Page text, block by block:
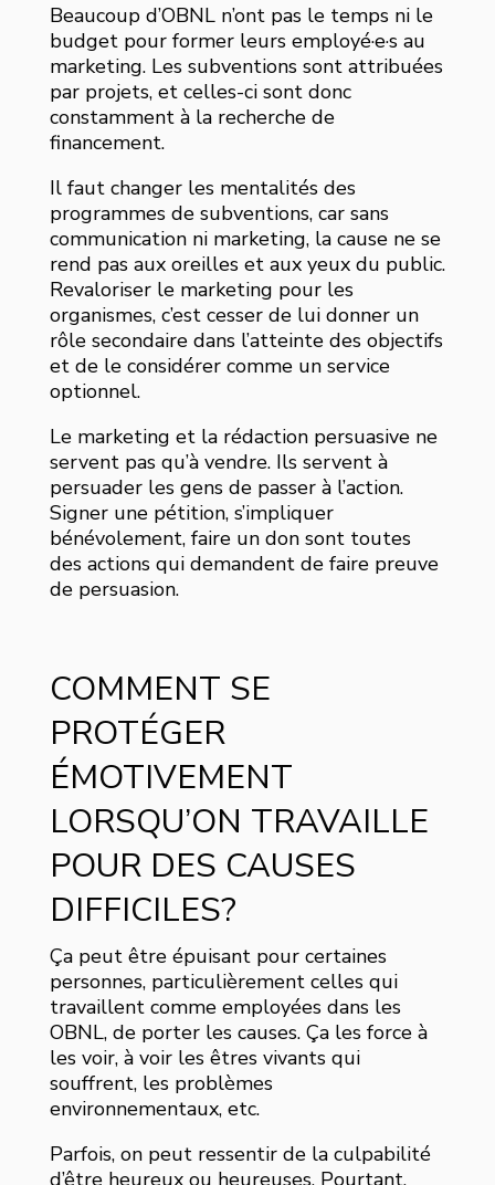
Beaucoup d’OBNL n’ont pas le temps ni le
budget pour former leurs employé·e·s au
marketing. Les subventions sont attribuées
par projets, et celles-ci sont donc
constamment à la recherche de
financement.
Il faut changer les mentalités des
programmes de subventions, car sans
communication ni marketing, la cause ne se
rend pas aux oreilles et aux yeux du public.
Revaloriser le marketing pour les
organismes, c’est cesser de lui donner un
rôle secondaire dans l’atteinte des objectifs
et de le considérer comme un service
optionnel.
Le marketing et la rédaction persuasive ne
servent pas qu’à vendre. Ils servent à
persuader les gens de passer à l’action.
Signer une pétition, s’impliquer
bénévolement, faire un don sont toutes
des actions qui demandent de faire preuve
de persuasion.
COMMENT SE
PROTÉGER
ÉMOTIVEMENT
LORSQU’ON TRAVAILLE
POUR DES CAUSES
DIFFICILES?
Ça peut être épuisant pour certaines
personnes, particulièrement celles qui
travaillent comme employées dans les
OBNL, de porter les causes. Ça les force à
les voir, à voir les êtres vivants qui
souffrent, les problèmes
environnementaux, etc.
Parfois, on peut ressentir de la culpabilité
d’être heureux ou heureuses. Pourtant,